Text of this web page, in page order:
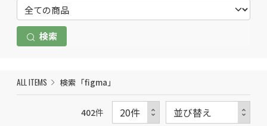
検索
ALL ITEMS 検索「figma」
402件